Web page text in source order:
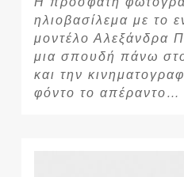
ηλιοβασίλεμα με το
μοντέλο Αλεξάνδρα
μια σπουδή πάνω
και την
φόντο το απέραντο…